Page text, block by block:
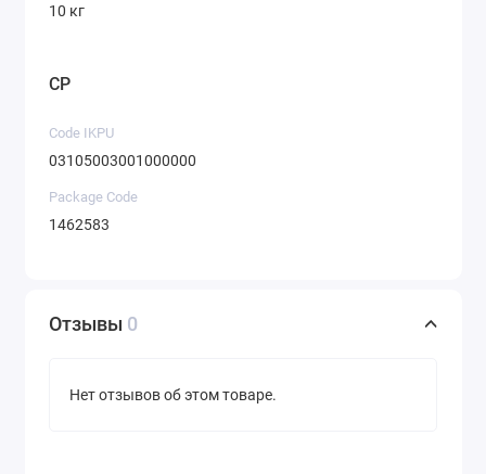
столовые ложки на 1 л грунта. Посейте в него семена
При пикировке рассады: внесите по 0,5 чайной ложки
под каждое растение (если при посеве семян ЦИОН
вносился). Уплотните грунт вокруг растения
10 кг
CP
Code IKPU
03105003001000000
Package Code
1462583
Отзывы 0
Нет отзывов об этом товаре.